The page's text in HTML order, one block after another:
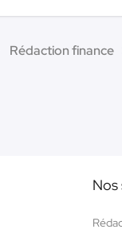
Rédaction finance
Nos